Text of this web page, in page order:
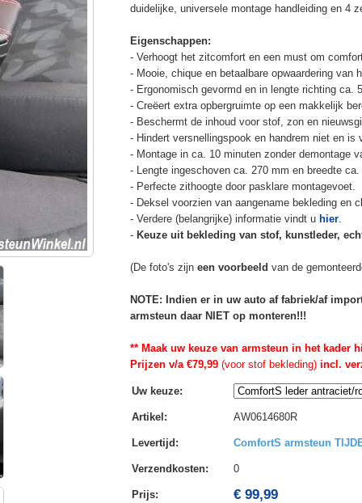
duidelijke, universele montage handleiding en 4
Eigenschappen:
- Verhoogt het zitcomfort en een must om
- Mooie, chique en betaalbare opwaardering van
- Ergonomisch gevormd en in lengte richting ca.
- Creëert extra opbergruimte op een makkelijk
- Beschermt de inhoud voor stof, zon en
- Hindert versnellingspook en handrem niet en is
- Montage in ca. 10 minuten zonder demontage
- Lengte ingeschoven ca. 270 mm en breedte
- Perfecte zithoogte door pasklare montagevoet.
- Deksel voorzien van aangename bekleding en
- Verdere (belangrijke) informatie vindt u hier.
- Keuze uit bekleding van stof, kunstleder,
(De foto's zijn een voorbeeld van de
NOTE: Indien er in uw auto af fabriek/af
armsteun daar NIET op monteren!!!
** Maak uw keuze van armsteun in het kader
Prijzen v/a €79,99(voor stof bekleding)incl.
Uw keuze:
Artikel : AW0614680R
Levertijd : ComfortS armsteun
Verzendkosten: 0
Prijs: € 99,99